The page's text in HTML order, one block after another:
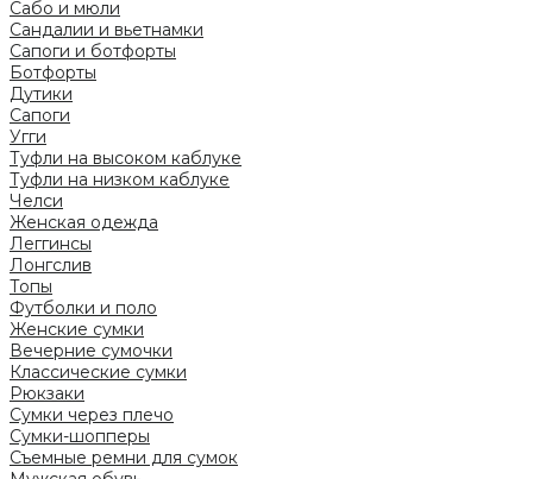
Сабо и мюли
Сандалии и вьетнамки
Сапоги и ботфорты
Ботфорты
Дутики
Сапоги
Угги
Туфли на высоком каблуке
Туфли на низком каблуке
Челси
Женская одежда
Леггинсы
Лонгслив
Топы
Футболки и поло
Женские сумки
Вечерние сумочки
Классические сумки
Рюкзаки
Сумки через плечо
Сумки-шопперы
Съемные ремни для сумок